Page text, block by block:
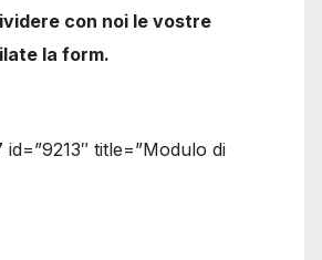
con noi le vostre
la form.
title=”Modulo di